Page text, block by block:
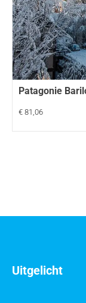
Patagonie
€ 81,06
Uitgelicht